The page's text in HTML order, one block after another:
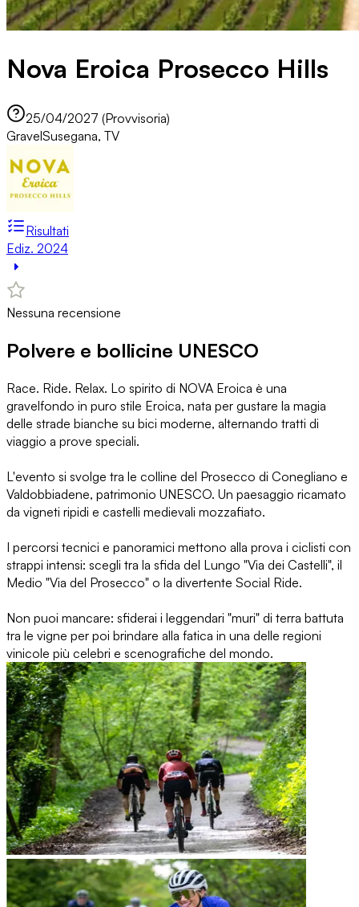
Nova Eroica Prosecco Hills
25/04/2027 (Provvisoria)
GravelSusegana, TV
Risultati
Ediz. 2024
Nessuna recensione
Polvere e bollicine UNESCO
Race. Ride. Relax. Lo spirito di NOVA Eroica è una
gravelfondo in puro stile Eroica, nata per gustare la magia
delle strade bianche su bici moderne, alternando tratti di
viaggio a prove speciali.
L'evento si svolge tra le colline del Prosecco di Conegliano e
Valdobbiadene, patrimonio UNESCO. Un paesaggio ricamato
da vigneti ripidi e castelli medievali mozzafiato.
I percorsi tecnici e panoramici mettono alla prova i ciclisti con
strappi intensi: scegli tra la sfida del Lungo "Via dei Castelli", il
Medio "Via del Prosecco" o la divertente Social Ride.
Non puoi mancare: sfiderai i leggendari "muri" di terra battuta
tra le vigne per poi brindare alla fatica in una delle regioni
vinicole più celebri e scenografiche del mondo.